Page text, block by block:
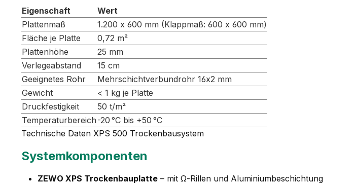
Eigenschaft
Wert
Plattenmaß
1.200 x 600 mm (Klappmaß: 600 x 600 mm)
Fläche je Platte
0,72 m²
Plattenhöhe
25 mm
Verlegeabstand
15 cm
Geeignetes Rohr
Mehrschichtverbundrohr 16x2 mm
Gewicht
< 1 kg je Platte
Druckfestigkeit
50 t/m²
Temperaturbereich -20 °C bis +50 °C
Technische Daten XPS 500 Trockenbausystem
Systemkomponenten
ZEWO XPS Trockenbauplatte – mit Ω-Rillen und Aluminiumbeschichtung